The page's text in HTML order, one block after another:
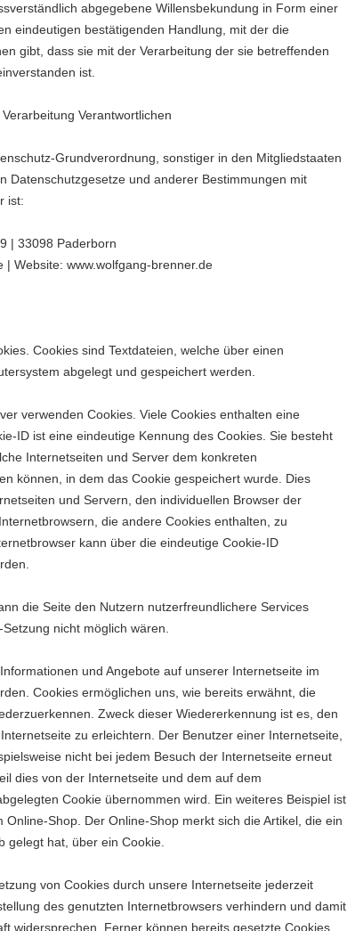
abgegebene Willensbekundung in Form einer
eindeutigen bestätigenden Handlung, mit der die
gibt, dass sie mit der Verarbeitung der sie betreffenden
ist.
Verantwortlichen
Grundverordnung, sonstiger in den Mitgliedstaaten
Datenschutzgesetze und anderer Bestimmungen mit
ist:
| 33098 Paderborn
| Website: www.wolfgang-brenner.de
Cookies sind Textdateien, welche über einen
abgelegt und gespeichert werden.
verwenden Cookies. Viele Cookies enthalten eine
ID ist eine eindeutige Kennung des Cookies. Sie besteht
Internetseiten und Server dem konkreten
können, in dem das Cookie gespeichert wurde. Dies
und Servern, den individuellen Browser der
die andere Cookies enthalten, zu
kann über die eindeutige Cookie-ID
die Seite den Nutzern nutzerfreundlichere Services
nicht möglich wären.
und Angebote auf unserer Internetseite im
Cookies ermöglichen uns, wie bereits erwähnt, die
Zweck dieser Wiedererkennung ist es, den
zu erleichtern. Der Benutzer einer Internetseite,
nicht bei jedem Besuch der Internetseite erneut
dies von der Internetseite und dem auf dem
Cookie übernommen wird. Ein weiteres Beispiel ist
Shop. Der Online-Shop merkt sich die Artikel, die ein
gelegt hat, über ein Cookie.
von Cookies durch unsere Internetseite jederzeit
des genutzten Internetbrowsers verhindern und damit
widersprechen. Ferner können bereits gesetzte Cookies